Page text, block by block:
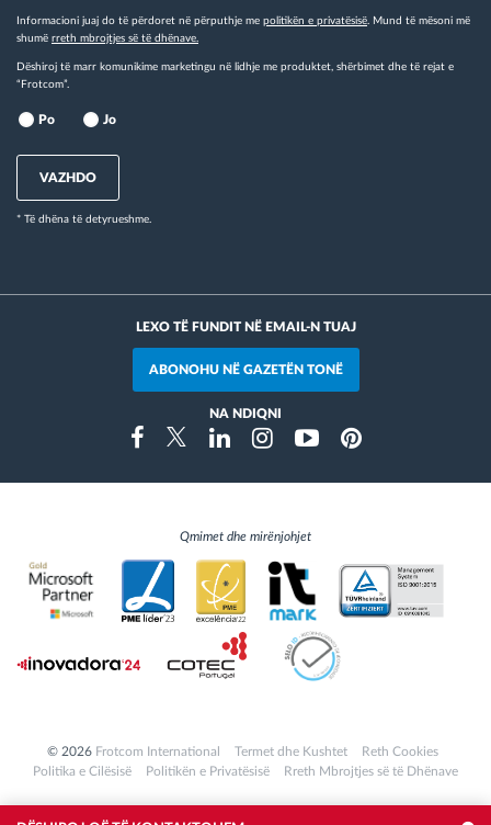
Informacioni juaj do të përdoret në përputhje me politikën e privatësisë. Mund të mësoni më
shumë rreth mbrojtjes së të dhënave.
Dëshiroj të marr komunikime marketingu në lidhje me produktet, shërbimet dhe të rejat e
“Frotcom”.
Po Jo
VAZHDO
* Të dhëna të detyrueshme.
LEXO TË FUNDIT NË EMAIL-N TUAJ
ABONOHU NË GAZETËN TONË
NA NDIQNI
FacebookTwitterLinkedinInstragramYoutubePinterest
Qmimet dhe mirënjohjet
© 2026 Frotcom International Termet dhe Kushtet
Reth Cookies
Politika e Cilësisë
Politikën e Privatësisë Rreth Mbrojtjes së të Dhënave